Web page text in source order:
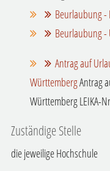
Beurlaubung -
Beurlaubung -
Antrag auf
WürttembergAntrag
Württemberg LEIKA-
Zuständige Stelle
die jeweilige Hochschule